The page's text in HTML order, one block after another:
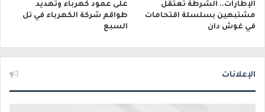
الإطارات.. الشرطة تعتقل
مشتبهين بسلسلة اقتحامات
في غوش دان
على عمود كهرباء وتهديد
طواقم شركة الكهرباء في تل
السبع
الإعلانات